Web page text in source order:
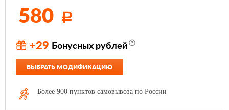
580 Р
+29 Бонусных рублей
ВЫБРАТЬ МОДИФИКАЦИЮ
Более 900 пунктов самовывоза по России